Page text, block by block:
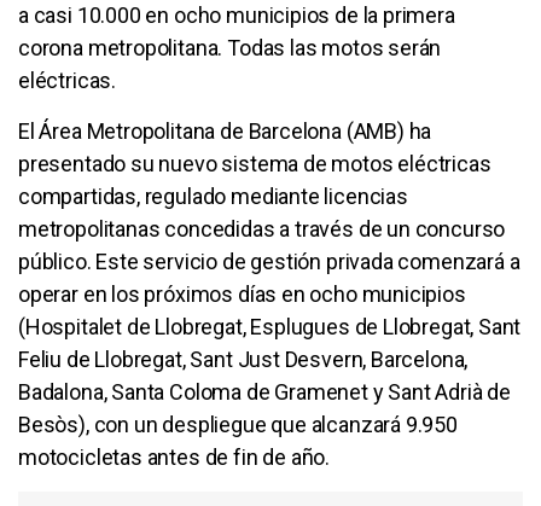
a casi 10.000 en ocho municipios de la primera
corona metropolitana. Todas las motos serán
eléctricas.
El Área Metropolitana de Barcelona (AMB) ha
presentado su nuevo sistema de motos eléctricas
compartidas, regulado mediante licencias
metropolitanas concedidas a través de un concurso
público. Este servicio de gestión privada comenzará a
operar en los próximos días en ocho municipios
(Hospitalet de Llobregat, Esplugues de Llobregat, Sant
Feliu de Llobregat, Sant Just Desvern, Barcelona, ​​
Badalona, ​​Santa Coloma de Gramenet y Sant Adrià de
Besòs), con un despliegue que alcanzará 9.950
motocicletas antes de fin de año.